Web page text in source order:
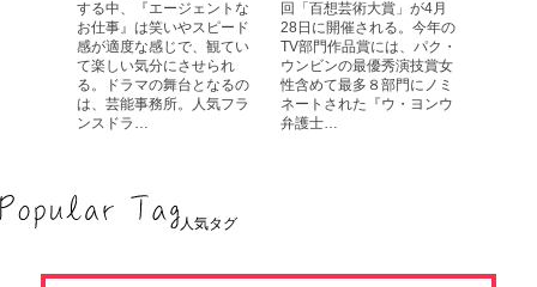
する中、『エージェントな
お仕事』は笑いやスピード
感が適度な感じで、観てい
て楽しい気分にさせられ
る。ドラマの舞台となるの
は、芸能事務所。人気フラ
ンスドラ…
回「百想芸術大賞」が4月
28日に開催される。今年の
TV部門作品賞には、パク・
ウンビンの最優秀演技賞女
性含めて最多８部門にノミ
ネートされた『ウ・ヨンウ
弁護士…
人気タグ